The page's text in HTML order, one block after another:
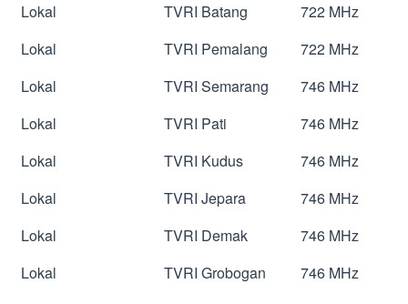
Lokal
TVRI Batang
722 MHz
Lokal
TVRI Pemalang
722 MHz
Lokal
TVRI Semarang
746 MHz
Lokal
TVRI Pati
746 MHz
Lokal
TVRI Kudus
746 MHz
Lokal
TVRI Jepara
746 MHz
Lokal
TVRI Demak
746 MHz
Lokal
TVRI Grobogan
746 MHz